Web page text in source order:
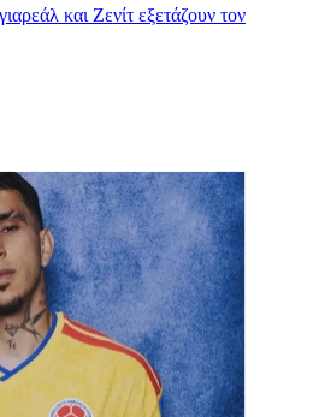
και Ζενίτ εξετάζουν τον